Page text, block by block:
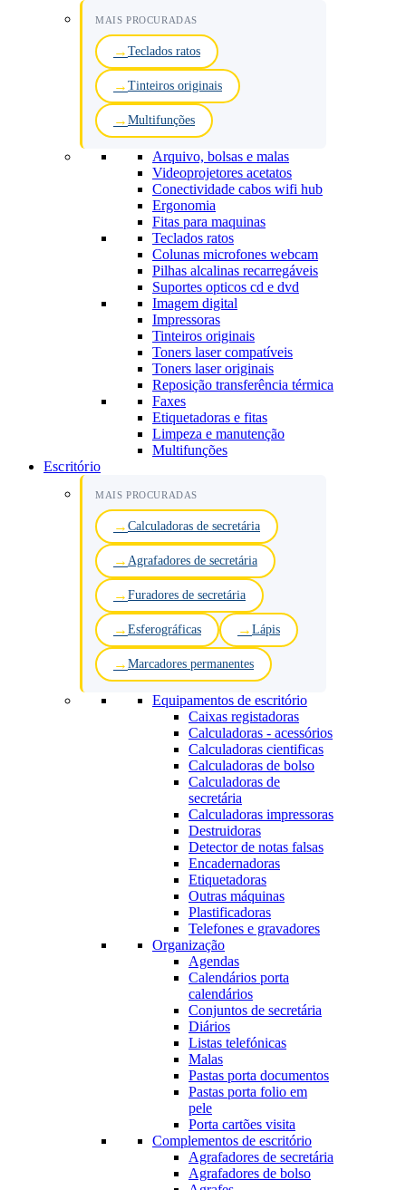
MAIS PROCURADAS
Teclados ratos
Tinteiros originais
Multifunções
Arquivo, bolsas e malas
Videoprojetores acetatos
Conectividade cabos wifi hub
Ergonomia
Fitas para maquinas
Teclados ratos
Colunas microfones webcam
Pilhas alcalinas recarregáveis
Suportes opticos cd e dvd
Imagem digital
Impressoras
Tinteiros originais
Toners laser compatíveis
Toners laser originais
Reposição transferência térmica
Faxes
Etiquetadoras e fitas
Limpeza e manutenção
Multifunções
Escritório
MAIS PROCURADAS
Calculadoras de secretária
Agrafadores de secretária
Furadores de secretária
Esferográficas Lápis
Marcadores permanentes
Equipamentos de escritório
Caixas registadoras
Calculadoras - acessórios
Calculadoras cientificas
Calculadoras de bolso
Calculadoras de
secretária
Calculadoras impressoras
Destruidoras
Detector de notas falsas
Encadernadoras
Etiquetadoras
Outras máquinas
Plastificadoras
Telefones e gravadores
Organização
Agendas
Calendários porta
calendários
Conjuntos de secretária
Diários
Listas telefónicas
Malas
Pastas porta documentos
Pastas porta folio em
pele
Porta cartões visita
Complementos de escritório
Agrafadores de secretária
Agrafadores de bolso